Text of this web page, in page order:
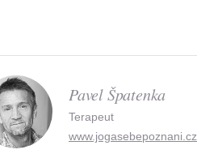
Pavel Špatenka
Terapeut
www.jogasebepoznani.cz